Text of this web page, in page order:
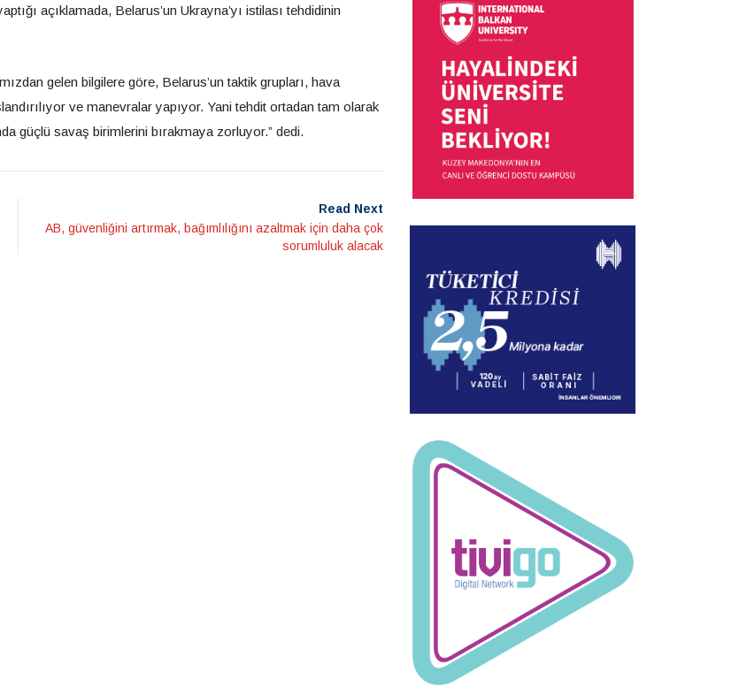
açıklamada, Belarus’un Ukrayna’yı istilası tehdidinin
gelen bilgilere göre, Belarus’un taktik grupları, hava
ve manevralar yapıyor. Yani tehdit ortadan tam olarak
güçlü savaş birimlerini bırakmaya zorluyor.” dedi.
Read Next
AB, güvenliğini artırmak, bağımlılığını azaltmak için daha çok
sorumluluk alacak